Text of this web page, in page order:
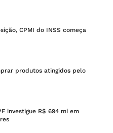
CPMI do INSS começa
produtos atingidos pelo
investigue R$ 694 mi em